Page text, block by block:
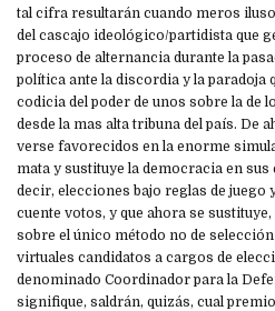
tal cifra resultarán cuando meros
del cascajo ideológico/partidista que
proceso de alternancia durante la
política ante la discordia y la paradoja
codicia del poder de unos sobre la de
desde la mas alta tribuna del país. De
verse favorecidos en la enorme
mata y sustituye la democracia en
decir, elecciones bajo reglas de juego
cuente votos, y que ahora se
sobre el único método no de
virtuales candidatos a cargos de
denominado Coordinador para la
signifique, saldrán, quizás, cual